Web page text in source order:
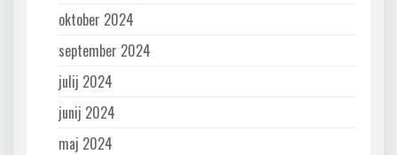
oktober 2024
september 2024
julij 2024
junij 2024
maj 2024